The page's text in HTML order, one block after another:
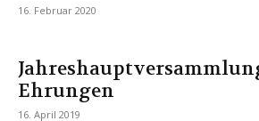
16. Februar 2020
Ehrungen
16. April 2019